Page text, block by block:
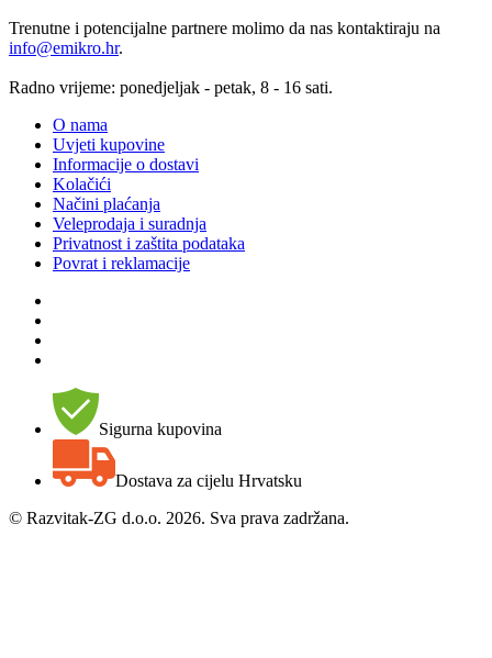
Trenutne i potencijalne partnere molimo da nas kontaktiraju na
info@emikro.hr.
Radno vrijeme: ponedjeljak - petak, 8 - 16 sati.
O nama
Uvjeti kupovine
Informacije o dostavi
Kolačići
Načini plaćanja
Veleprodaja i suradnja
Privatnost i zaštita podataka
Povrat i reklamacije
Sigurna kupovina
Dostava za cijelu Hrvatsku
© Razvitak-ZG d.o.o. 2026. Sva prava zadržana.